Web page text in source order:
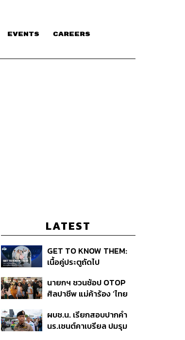
EVENTS CAREERS
LATEST
GET TO KNOW THEM:
เนื้อคู่ประตูถัดไป
นายกฯ ชวนช้อป OTOP
ศิลปาชีพ แม่ค้าร้อง ‘ไทย
ถามมีต่อไหม นายกฯ ตอบ
‘เดี๋ยวจะพยายาม’
ผบช.น. เรียกสอบปากคำ
นร.เซนต์คาเบรียล ปมรุม